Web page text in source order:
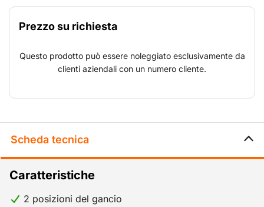
omologato.
Prezzo su richiesta
Questo prodotto può essere noleggiato esclusivamente da
clienti aziendali con un numero cliente.
Scheda tecnica
Caratteristiche
2 posizioni del gancio